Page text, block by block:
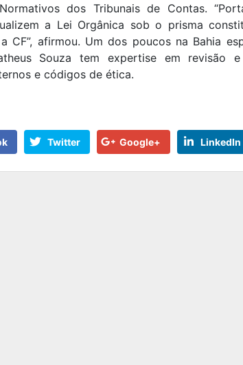
dos Tribunais de Contas.
a Lei Orgânica sob o prisma
CF”, afirmou. Um dos poucos na Bahia
Souza tem expertise em revisão
e códigos de ética.
Twitter Google+ LinkedIn